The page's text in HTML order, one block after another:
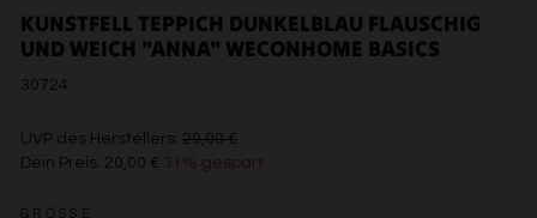
KUNSTFELL TEPPICH DUNKELBLAU FLAUSCHIG
UND WEICH "ANNA" WECONHOME BASICS
30724
UVP des Herstellers: 29,00 €€29,00
Dein Preis: 20,00 € 31% gespart
GRÖSSE